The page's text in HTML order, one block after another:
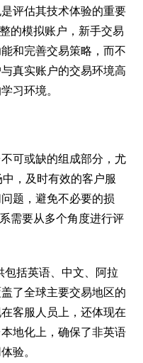
评估其技术体验的重要
的模拟账户，新手交易
和完善交易策略，而不
真实账户的交易环境高
习环境。
可或缺的组成部分，尤
，及时有效的客户服
题，避免不必要的损
需要从多个角度进行评
括英语、中文、阿拉
了全球主要交易地区的
客服人员上，还体现在
地化上，确保了非英语
验。